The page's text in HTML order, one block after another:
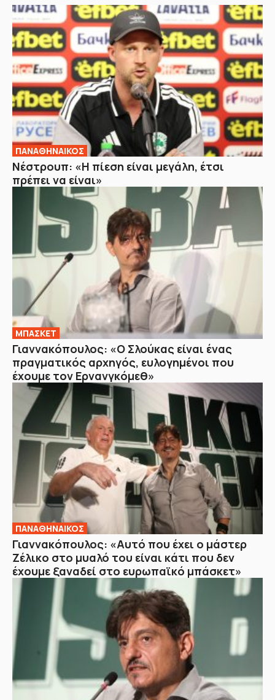
ΠΑΝΑΘΗΝΑΙΚΟΣ
Νέστρουπ: «Η πίεση είναι μεγάλη, έτσι
πρέπει να είναι»
ΜΠΑΣΚΕΤ
Γιαννακόπουλος: «Ο Σλούκας είναι ένας
πραγματικός αρχηγός, ευλογημένοι που
έχουμε τον Ερνανγκόμεθ»
ΠΑΝΑΘΗΝΑΙΚΟΣ
Γιαννακόπουλος: «Αυτό που έχει o μάστερ
Ζέλικο στο μυαλό του είναι κάτι που δεν
έχουμε ξαναδεί στο ευρωπαϊκό μπάσκετ»